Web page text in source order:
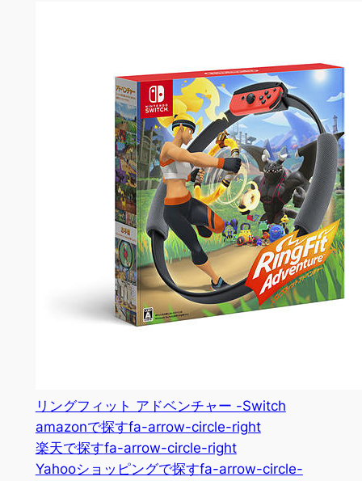
リングフィット アドベンチャー -Switch
amazonで探すfa-arrow-circle-right
楽天で探すfa-arrow-circle-right
Yahooショッピングで探すfa-arrow-circle-